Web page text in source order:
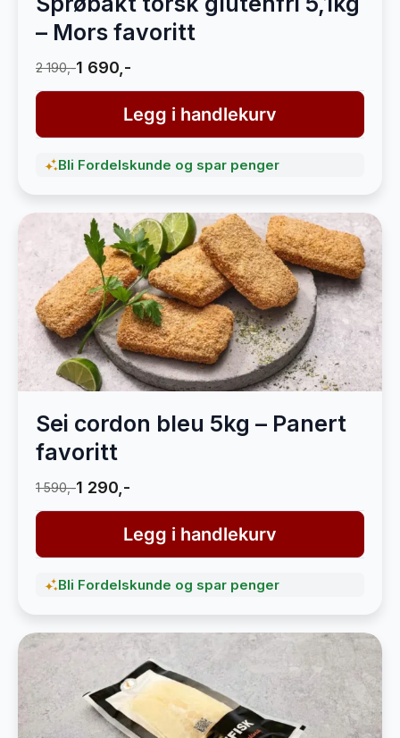
– Mors favoritt
2 190,-1 690,-
Legg i handlekurv
Bli Fordelskunde og spar penger
Sei cordon bleu 5kg – Panert
favoritt
1 590,-1 290,-
Legg i handlekurv
Bli Fordelskunde og spar penger